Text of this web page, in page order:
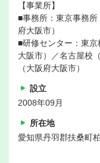
【事業所】
■事務所：東京事務
府大阪市）
■研修センター：東
大阪市）／名古屋校
（大阪府大阪市）
設立
2008年09月
所在地
愛知県丹羽郡扶桑町